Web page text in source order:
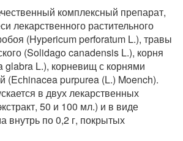
комплексный препарат,
лекарственного растительного
(Hypericum perforatum L.), травы
(Solidago canadensis L.), корня
glabra L.), корневищ с корнями
(Eсhinacea purpurea (L.) Moench).
в двух лекарственных
50 и 100 мл.) и в виде
внутрь по 0,2 г, покрытых